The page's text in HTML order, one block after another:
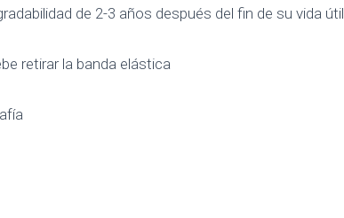
de 2-3 años después del fin de su vida útil
retirar la banda elástica